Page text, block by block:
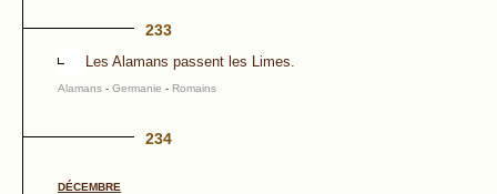
233
Les Alamans passent les Limes.
Alamans - Germanie - Romains
234
DÉCEMBRE